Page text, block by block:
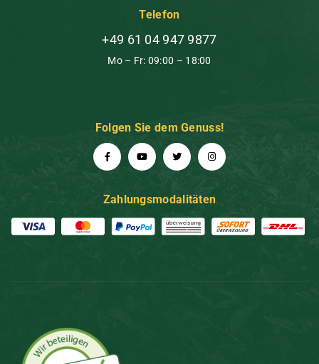
Telefon
+49 61 04 947 9877
Mo – Fr: 09:00 – 18:00
Folgen Sie dem Genuss!
Zahlungsmodalitäten